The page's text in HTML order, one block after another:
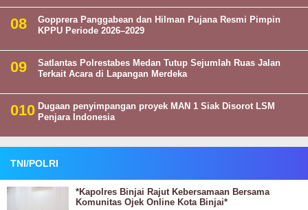
Gopprera Panggabean dan Hilman Pujana Resmi Pimpin
KPPU Periode 2026–2029
Satlantas Polrestabes Medan Tutup Sejumlah Ruas Jalan
Terkait Acara di Lapangan Merdeka
Dugaan penyimpangan proyek MAN 1 Siak Disorot LSM
Penjara Indonesia
TNI/POLRI
*Kapolres Binjai Rajut Kebersamaan Bersama
Komunitas Ojek Online Kota Binjai*